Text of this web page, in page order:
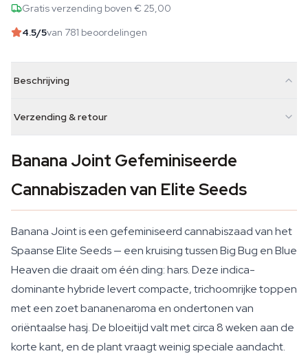
Gratis verzending boven € 25,00
4.5/5van 781 beoordelingen
Beschrijving
Verzending & retour
Banana Joint Gefeminiseerde
Cannabiszaden van Elite Seeds
Banana Joint is een gefeminiseerd cannabiszaad van het
Spaanse Elite Seeds — een kruising tussen Big Bug en Blue
Heaven die draait om één ding: hars. Deze indica-
dominante hybride levert compacte, trichoomrijke toppen
met een zoet bananenaroma en ondertonen van
oriëntaalse hasj. De bloeitijd valt met circa 8 weken aan de
korte kant, en de plant vraagt weinig speciale aandacht.